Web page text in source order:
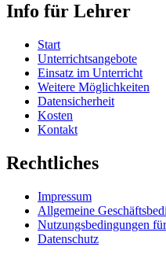
Info für Lehrer
Start
Unterrichtsangebote
Einsatz im Unterricht
Weitere Möglichkeiten
Datensicherheit
Kosten
Kontakt
Rechtliches
Impressum
Allgemeine
Nutzungsbedingungen
Datenschutz